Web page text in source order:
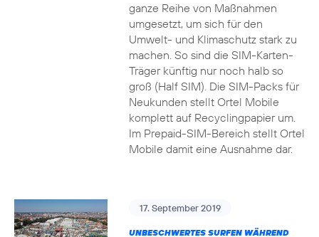
ganze Reihe von Maßnahmen
umgesetzt, um sich für den
Umwelt- und Klimaschutz stark zu
machen. So sind die SIM-Karten-
Träger künftig nur noch halb so
groß (Half SIM). Die SIM-Packs für
Neukunden stellt Ortel Mobile
komplett auf Recyclingpapier um.
Im Prepaid-SIM-Bereich stellt Ortel
Mobile damit eine Ausnahme dar.
17. September 2019
UNBESCHWERTES SURFEN WÄHREND